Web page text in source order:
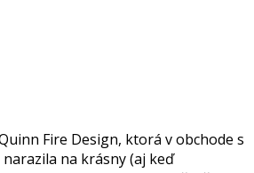
Fire Design, ktorá v obchode s
na krásny (aj keď